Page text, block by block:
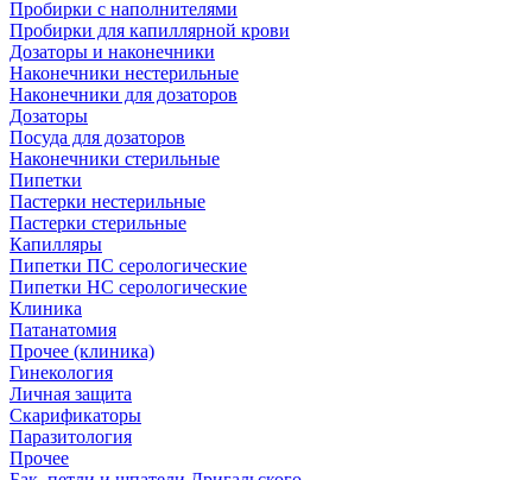
Пробирки с наполнителями
Пробирки для капиллярной крови
Дозаторы и наконечники
Наконечники нестерильные
Наконечники для дозаторов
Дозаторы
Посуда для дозаторов
Наконечники стерильные
Пипетки
Пастерки нестерильные
Пастерки стерильные
Капилляры
Пипетки ПС серологические
Пипетки НС серологические
Клиника
Патанатомия
Прочее (клиника)
Гинекология
Личная защита
Скарификаторы
Паразитология
Прочее